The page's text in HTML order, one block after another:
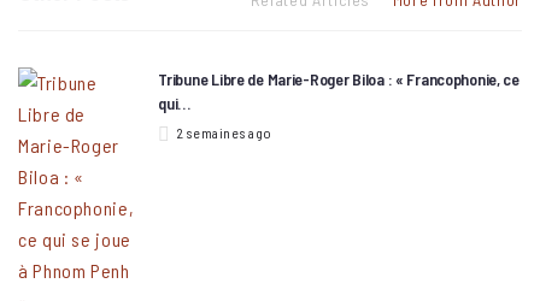
Tribune Libre de Marie-Roger Biloa : « Francophonie, ce
qui…
2 semaines ago